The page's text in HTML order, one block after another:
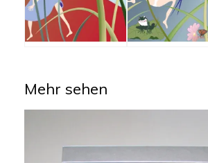
Mehr sehen